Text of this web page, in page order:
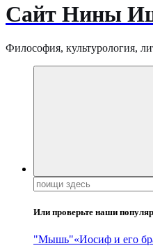
Сайт Нины
Философия, культурология,
Поиск:
Или проверьте наши
"Мышь"«Иосиф и его